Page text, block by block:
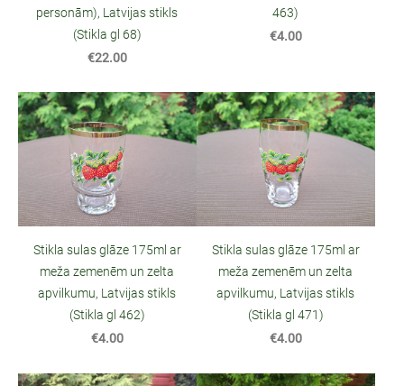
personām), Latvijas stikls
(Stikla gl 68)
€22.00
463)
€4.00
Stikla sulas glāze 175ml ar
meža zemenēm un zelta
apvilkumu, Latvijas stikls
(Stikla gl 462)
€4.00
Stikla sulas glāze 175ml ar
meža zemenēm un zelta
apvilkumu, Latvijas stikls
(Stikla gl 471)
€4.00